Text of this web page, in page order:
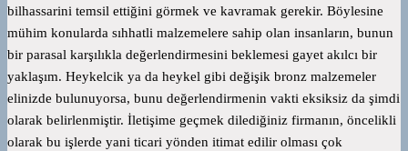
bilhassarini temsil ettiğini görmek ve kavramak gerekir. Böylesine
mühim konularda sıhhatli malzemelere sahip olan insanların, bunun
bir parasal karşılıkla değerlendirmesini beklemesi gayet akılcı bir
yaklaşım. Heykelcik ya da heykel gibi değişik bronz malzemeler
elinizde bulunuyorsa, bunu değerlendirmenin vakti eksiksiz da şimdi
olarak belirlenmiştir. İletişime geçmek dilediğiniz firmanın, öncelikli
olarak bu işlerde yani ticari yönden itimat edilir olması çok